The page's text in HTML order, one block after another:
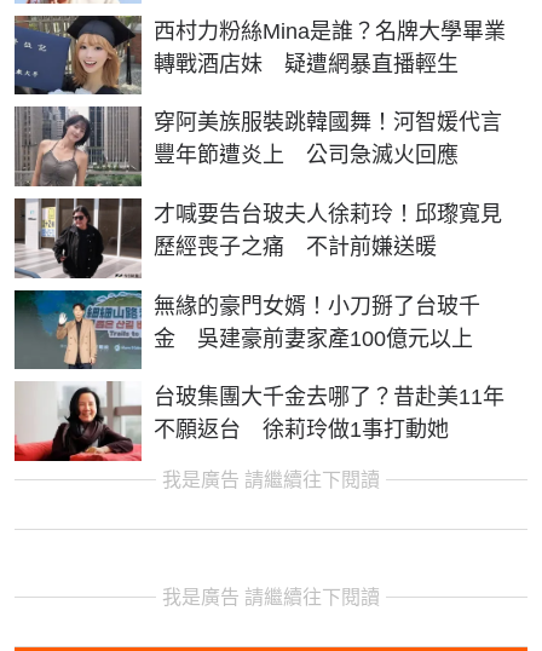
西村力粉絲Mina是誰？名牌大學畢業
轉戰酒店妹 疑遭網暴直播輕生
穿阿美族服裝跳韓國舞！河智媛代言
豐年節遭炎上 公司急滅火回應
才喊要告台玻夫人徐莉玲！邱瓈寬見
歷經喪子之痛 不計前嫌送暖
無緣的豪門女婿！小刀掰了台玻千
金 吳建豪前妻家產100億元以上
台玻集團大千金去哪了？昔赴美11年
不願返台 徐莉玲做1事打動她
我是廣告 請繼續往下閱讀
我是廣告 請繼續往下閱讀